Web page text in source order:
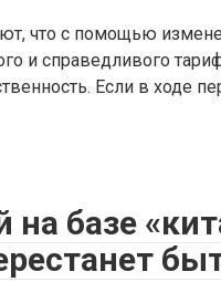
что с помощью
и справедливого
Если в ходе
базе